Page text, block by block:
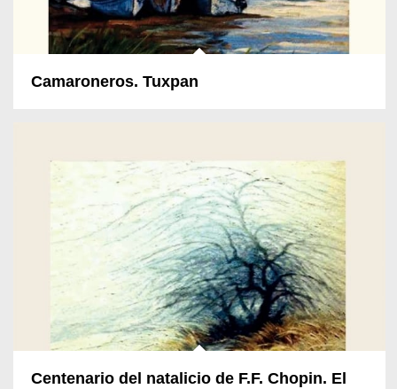
Camaroneros. Tuxpan
Centenario del natalicio de F.F. Chopin. El